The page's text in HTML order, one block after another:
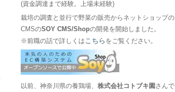
(資金調達まで経験。上場未経験)
栽培の調査と並行で野菜の販売からネットショップの
CMSのSOY CMS/Shopの開発を開始しました。
※前職の話で詳しくは こちら をご覧ください。
以前、神奈川県の養鶏場、株式会社コトブキ園 さんで